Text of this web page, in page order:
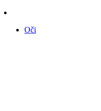
Oči